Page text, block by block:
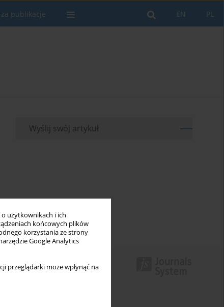
użytkownikach i ich
końcowych plików
korzystania ze strony
Google Analytics
przeglądarki może wpłynąć na
PL
EN
za publikacje
Wyślij swój artykuł